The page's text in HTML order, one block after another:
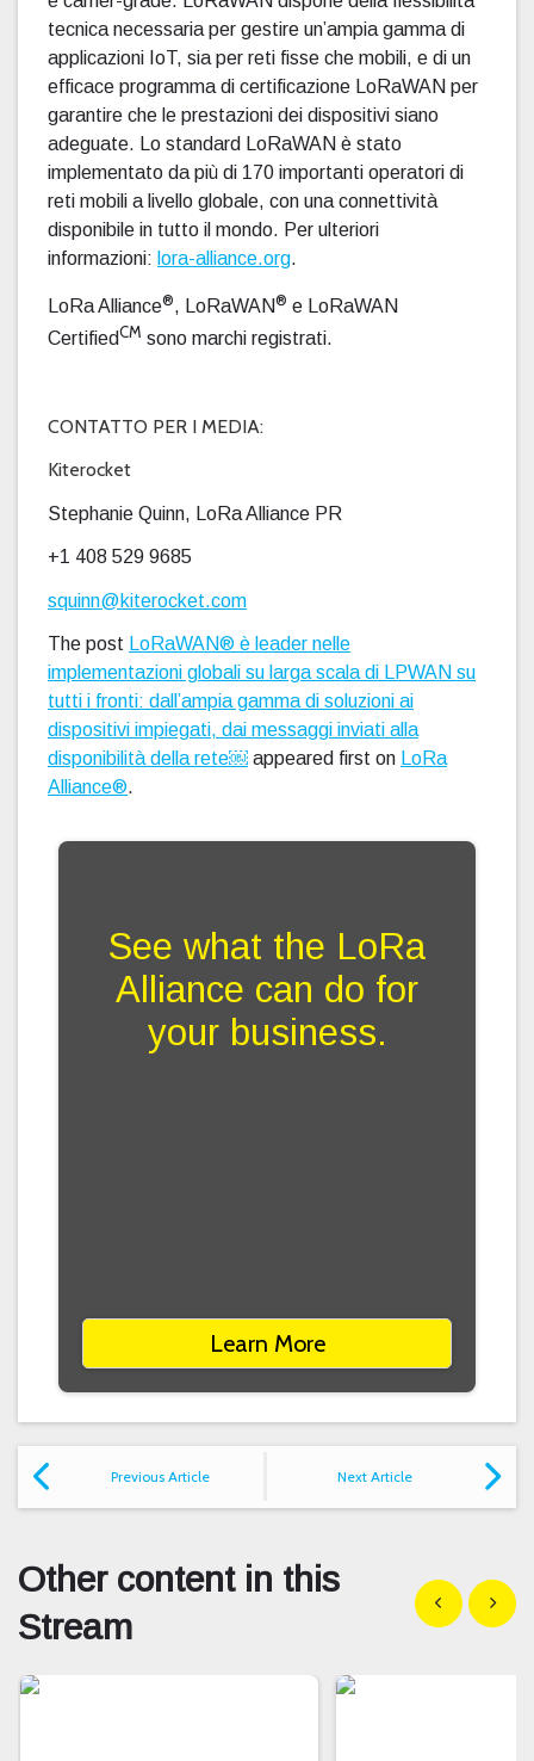
tecnica necessaria per gestire un’ampia gamma di
applicazioni IoT, sia per reti fisse che mobili, e di un
efficace programma di certificazione LoRaWAN per
garantire che le prestazioni dei dispositivi siano
adeguate. Lo standard LoRaWAN è stato
implementato da più di 170 importanti operatori di
reti mobili a livello globale, con una connettività
disponibile in tutto il mondo. Per ulteriori
informazioni: lora-alliance.org.
LoRa Alliance®, LoRaWAN® e LoRaWAN
CertifiedCM sono marchi registrati.
CONTATTO PER I MEDIA:
Kiterocket
Stephanie Quinn, LoRa Alliance PR
+1 408 529 9685
squinn@kiterocket.com
The post LoRaWAN® è leader nelle
implementazioni globali su larga scala di LPWAN su
tutti i fronti: dall’ampia gamma di soluzioni ai
dispositivi impiegati, dai messaggi inviati alla
disponibilità della rete￼ appeared first on LoRa
Alliance®.
See what the LoRa
Alliance can do for
your business.
Learn More
Previous Article Next Article
Other content in this
Stream
Show previous
Show